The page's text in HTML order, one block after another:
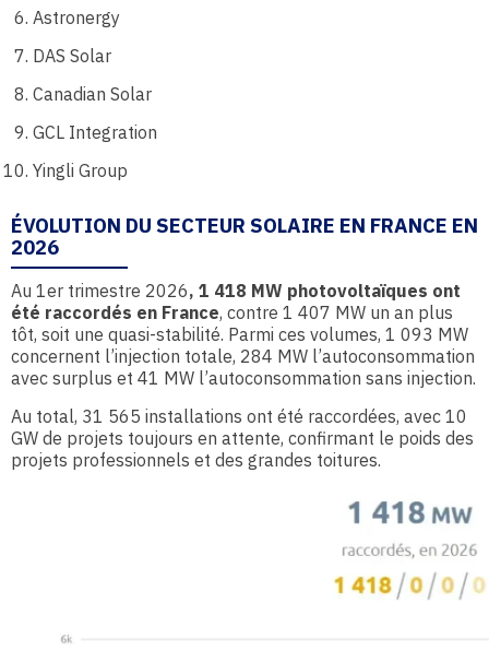
Astronergy
DAS Solar
Canadian Solar
GCL Integration
Yingli Group
ÉVOLUTION DU SECTEUR SOLAIRE EN FRANCE EN
2026
Au 1er trimestre 2026, 1 418 MW photovoltaïques ont
été raccordés en France, contre 1 407 MW un an plus
tôt, soit une quasi-stabilité. Parmi ces volumes, 1 093 MW
concernent l’injection totale, 284 MW l’autoconsommation
avec surplus et 41 MW l’autoconsommation sans injection.
Au total, 31 565 installations ont été raccordées, avec 10
GW de projets toujours en attente, confirmant le poids des
projets professionnels et des grandes toitures.